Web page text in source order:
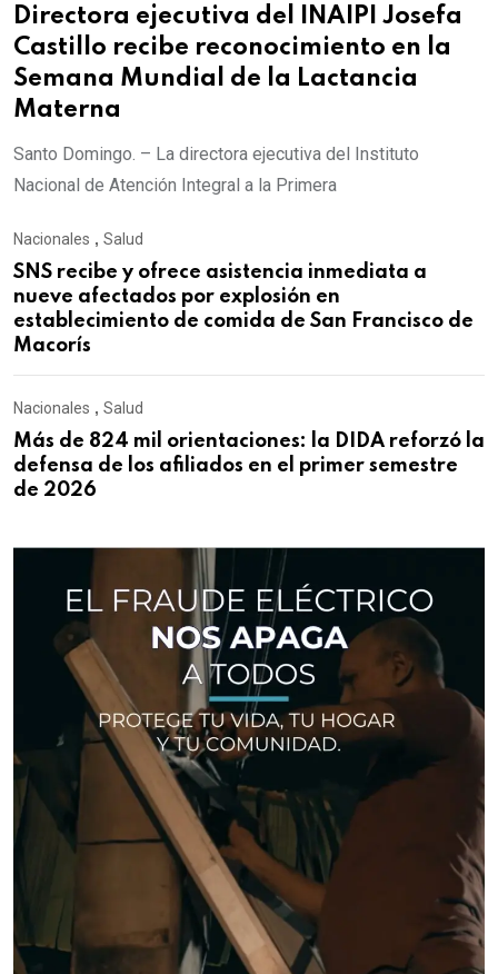
Directora ejecutiva del INAIPI Josefa
Castillo recibe reconocimiento en la
Semana Mundial de la Lactancia
Materna
Santo Domingo. – La directora ejecutiva del Instituto
Nacional de Atención Integral a la Primera
Nacionales , Salud
SNS recibe y ofrece asistencia inmediata a
nueve afectados por explosión en
establecimiento de comida de San Francisco de
Macorís
Nacionales , Salud
Más de 824 mil orientaciones: la DIDA reforzó la
defensa de los afiliados en el primer semestre
de 2026